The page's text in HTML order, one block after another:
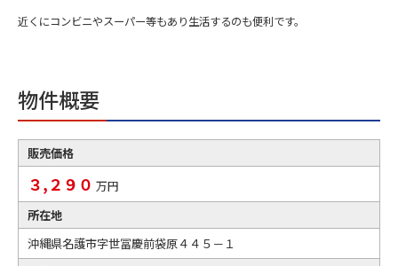
近くにコンビニやスーパー等もあり生活するのも便利です。
物件概要
販売価格
３,２９０ 万円
所在地
沖縄県名護市字世冨慶前袋原４４５－１